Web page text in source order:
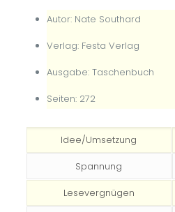
Autor: Nate Southard
Verlag: Festa Verlag
Ausgabe: Taschenbuch
Seiten: 272
Idee/Umsetzung
Spannung
Lesevergnügen